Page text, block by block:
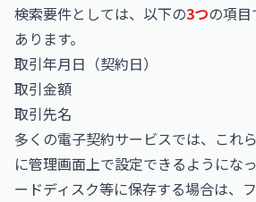
検索要件としては、以下の3つの項
あります。
取引年月日（契約日）
取引金額
取引先名
多くの電子契約サービスでは、これ
に管理画面上で設定できるようにな
ードディスク等に保存する場合は、